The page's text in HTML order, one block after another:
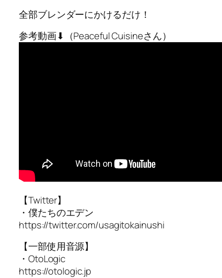
全部ブレンダーにかけるだけ！
参考動画⬇︎（Peaceful Cuisineさん）
【Twitter】
・僕たちのエデン
https://twitter.com/usagitokainushi
【一部使用音源】
・OtoLogic
https://otologic.jp